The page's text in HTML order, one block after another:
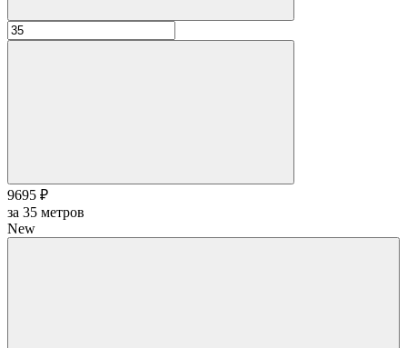
9695 ₽
за 35 метров
New